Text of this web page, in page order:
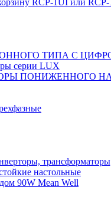
RCP-1UI или
ТИПА С
серии LUX
ПОНИЖЕННОГО
настольные
90W Mean Well